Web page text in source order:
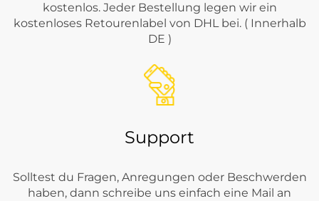
kostenlos. Jeder Bestellung legen wir ein
kostenloses Retourenlabel von DHL bei. ( Innerhalb
DE )
Support
Solltest du Fragen, Anregungen oder Beschwerden
haben, dann schreibe uns einfach eine Mail an